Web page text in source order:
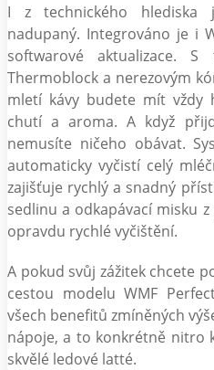
I z technického hlediska
nadupaný. Integrováno je i
softwarové aktualizace. S
Thermoblock a nerezovým
mletí kávy budete mít vždy
chutí a aroma. A když
nemusíte ničeho obávat.
automaticky vyčistí celý
zajišťuje rychlý a snadný
sedlinu a odkapávací misku
opravdu rychlé vyčištění.
A pokud svůj zážitek chcete
cestou modelu WMF
všech benefitů zmíněných
nápoje, a to konkrétně nitro
skvělé ledové latté.